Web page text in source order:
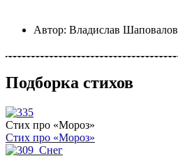
Автор: Владислав Шаповалов
Подборка стихов
Стих про «Мороз»
Стих про «Мороз»